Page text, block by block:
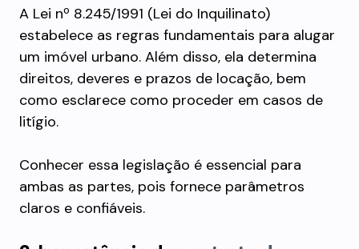
A Lei nº 8.245/1991 (Lei do Inquilinato)
estabelece as regras fundamentais para alugar
um imóvel urbano. Além disso, ela determina
direitos, deveres e prazos de locação, bem
como esclarece como proceder em casos de
litígio.
Conhecer essa legislação é essencial para
ambas as partes, pois fornece parâmetros
claros e confiáveis.